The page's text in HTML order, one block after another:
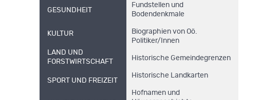
Fundstellen und
Bodendenkmale
Biographien von Oö.
Politiker/Innen
Historische Gemeindegrenzen
Historische Landkarten
Hofnamen und
GESUNDHEIT
KULTUR
LAND UND
FORSTWIRTSCHAFT
SPORT UND FREIZEIT